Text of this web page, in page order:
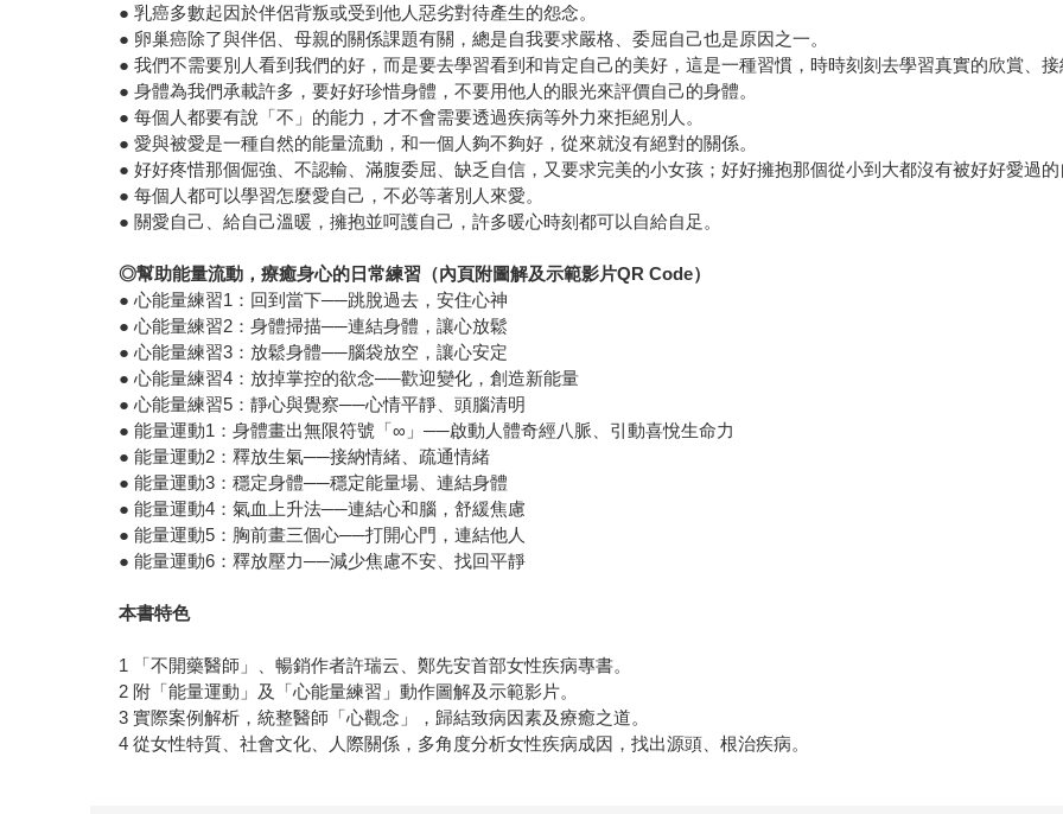
● 乳癌多數起因於伴侶背叛或受到他人惡劣對待產生的怨念。
● 卵巢癌除了與伴侶、母親的關係課題有關，總是自我要求嚴格、委屈自己也是原因之一。
● 我們不需要別人看到我們的好，而是要去學習看到和肯定自己的美好，這是一種習慣，時時刻刻去學習真實的欣賞、接
● 身體為我們承載許多，要好好珍惜身體，不要用他人的眼光來評價自己的身體。
● 每個人都要有說「不」的能力，才不會需要透過疾病等外力來拒絕別人。
● 愛與被愛是一種自然的能量流動，和一個人夠不夠好，從來就沒有絕對的關係。
● 好好疼惜那個倔強、不認輸、滿腹委屈、缺乏自信，又要求完美的小女孩；好好擁抱那個從小到大都沒有被好好愛過的
● 每個人都可以學習怎麼愛自己，不必等著別人來愛。
● 關愛自己、給自己溫暖，擁抱並呵護自己，許多暖心時刻都可以自給自足。
◎幫助能量流動，療癒身心的日常練習（內頁附圖解及示範影片QR Code）
● 心能量練習1：回到當下──跳脫過去，安住心神
● 心能量練習2：身體掃描──連結身體，讓心放鬆
● 心能量練習3：放鬆身體──腦袋放空，讓心安定
● 心能量練習4：放掉掌控的欲念──歡迎變化，創造新能量
● 心能量練習5：靜心與覺察──心情平靜、頭腦清明
● 能量運動1：身體畫出無限符號「∞」──啟動人體奇經八脈、引動喜悅生命力
● 能量運動2：釋放生氣──接納情緒、疏通情緒
● 能量運動3：穩定身體──穩定能量場、連結身體
● 能量運動4：氣血上升法──連結心和腦，舒緩焦慮
● 能量運動5：胸前畫三個心──打開心門，連結他人
● 能量運動6：釋放壓力──減少焦慮不安、找回平靜
本書特色
1 「不開藥醫師」、暢銷作者許瑞云、鄭先安首部女性疾病專書。
2 附「能量運動」及「心能量練習」動作圖解及示範影片。
3 實際案例解析，統整醫師「心觀念」，歸結致病因素及療癒之道。
4 從女性特質、社會文化、人際關係，多角度分析女性疾病成因，找出源頭、根治疾病。